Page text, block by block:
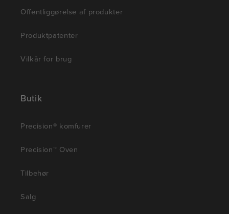
Offentliggørelse af produkter
Produktpatenter
Vilkår for brug
Butik
Precision® komfurer
Precision™ Oven
Tilbehør
Salg